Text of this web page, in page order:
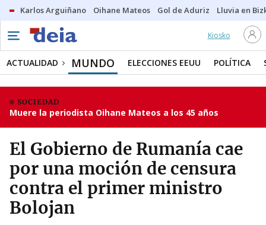
Karlos Arguiñano Oihane Mateos Gol de Aduriz Lluvia en
Kiosko
ACTUALIDAD MUNDO ELECCIONES EEUU POLÍTICA
SOCIEDAD
Muere la periodista Oihane Mateos a los 45 años
El Gobierno de Rumanía cae
por una moción de censura
contra el primer ministro
Bolojan